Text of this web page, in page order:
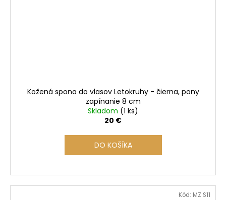
Kožená spona do vlasov Letokruhy - čierna, pony
zapínanie 8 cm
Skladom (1 ks)
20 €
DO KOŠÍKA
Kód: MZ S11